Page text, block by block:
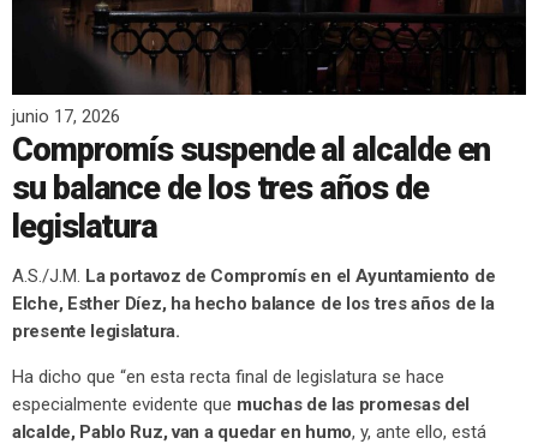
junio 17, 2026
Compromís suspende al alcalde en
su balance de los tres años de
legislatura
A.S./J.M. La portavoz de Compromís en el Ayuntamiento de
Elche, Esther Díez, ha hecho balance de los tres años de la
presente legislatura.
Ha dicho que “en esta recta final de legislatura se hace
especialmente evidente que muchas de las promesas del
alcalde, Pablo Ruz, van a quedar en humo, y, ante ello, está